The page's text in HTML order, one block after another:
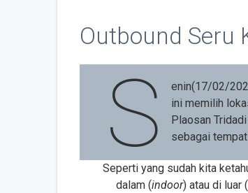
Outbound Seru
S
enin(17/02/
ini memilih
Plaosan
sebagai
Seperti yang sudah kita
dalam (indoor) atau di luar (